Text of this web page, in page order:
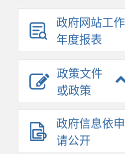
政府网站工作
年度报表
政策文件
或政策
政府信息依申
请公开